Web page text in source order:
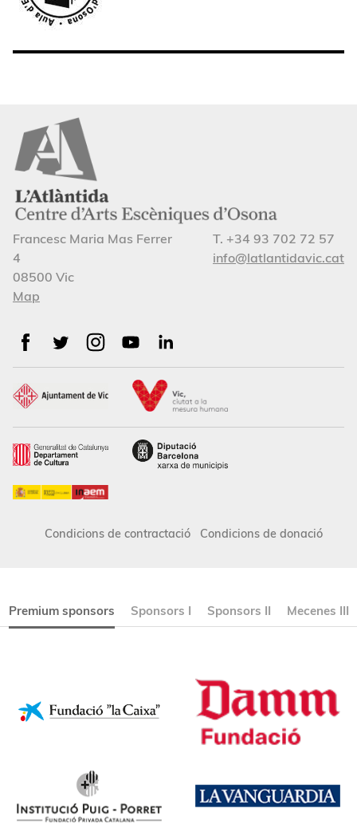
Francesc Maria Mas Ferrer
4
08500 Vic
Map
T. +34 93 702 72 57
info@latlantidavic.cat
Condicions de contractació Condicions de donació
Premium sponsors Sponsors I Sponsors II Mecenes III